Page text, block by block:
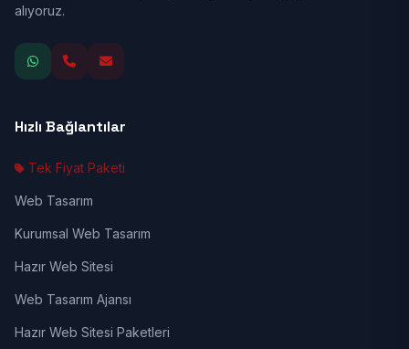
alıyoruz.
Hızlı Bağlantılar
Tek Fiyat Paketi
Web Tasarım
Kurumsal Web Tasarım
Hazır Web Sitesi
Web Tasarım Ajansı
Hazır Web Sitesi Paketleri